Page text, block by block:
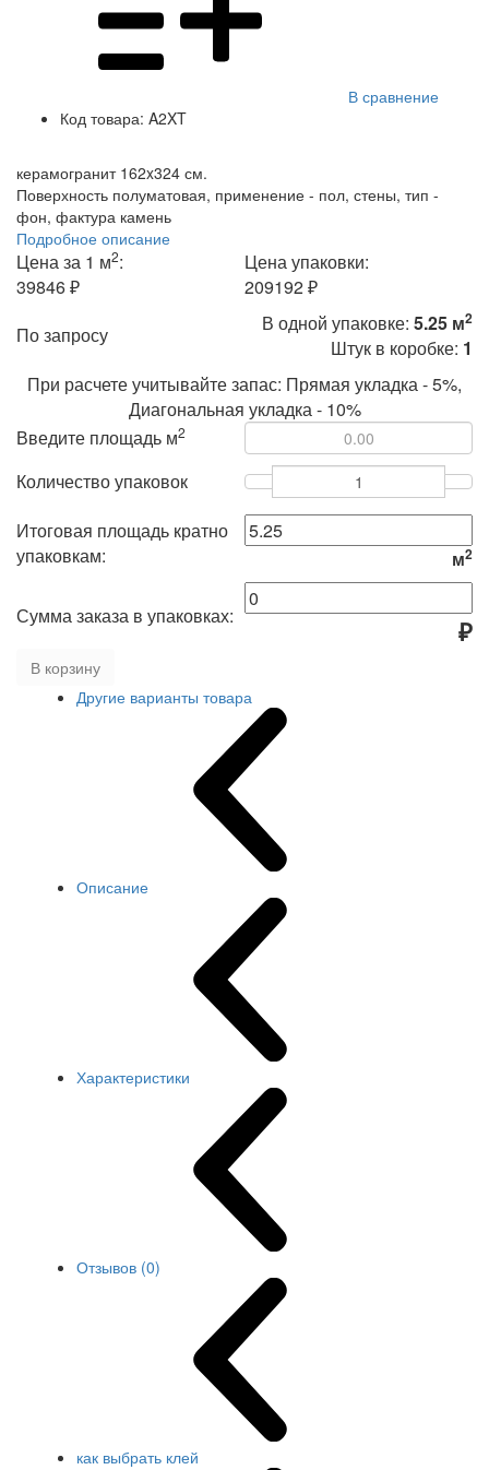
В сравнение
Код товара: A2XT
керамогранит 162x324 см.
Поверхность полуматовая, применение - пол, стены, тип -
фон, фактура камень
Подробное описание
Цена за 1 м2:
39846 ₽
Цена упаковки:
209192 ₽
По запросу
В одной упаковке: 5.25 м2
Штук в коробке: 1
При расчете учитывайте запас: Прямая укладка - 5%,
Диагональная укладка - 10%
Введите площадь м2
Количество упаковок
Итоговая площадь кратно
упаковкам:
м2
Сумма заказа в упаковках: ₽
В корзину
Другие варианты товара
Описание
Характеристики
Отзывов (0)
как выбрать клей